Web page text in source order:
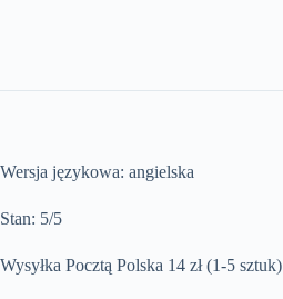
Wersja językowa: angielska
Stan: 5/5
Wysyłka Pocztą Polska 14 zł (1-5 sztuk)